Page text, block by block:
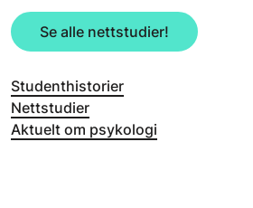
Se alle nettstudier!
Studenthistorier
Nettstudier
Aktuelt om psykologi